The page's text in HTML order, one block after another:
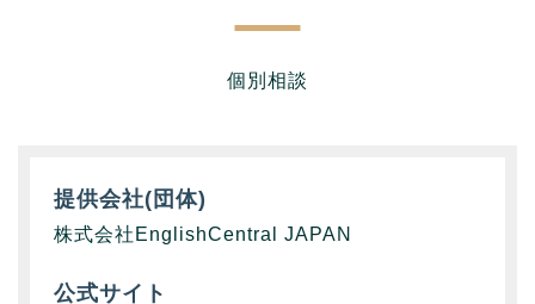
個別相談
提供会社(団体)
株式会社EnglishCentral JAPAN
公式サイト